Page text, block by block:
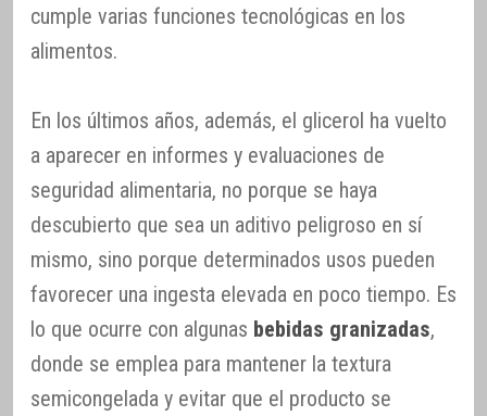
cumple varias funciones tecnológicas en los
alimentos.
En los últimos años, además, el glicerol ha vuelto
a aparecer en informes y evaluaciones de
seguridad alimentaria, no porque se haya
descubierto que sea un aditivo peligroso en sí
mismo, sino porque determinados usos pueden
favorecer una ingesta elevada en poco tiempo. Es
lo que ocurre con algunas bebidas granizadas,
donde se emplea para mantener la textura
semicongelada y evitar que el producto se